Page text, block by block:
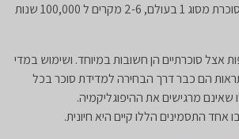
ממקרי התמותה בחולי סוכרת מסוג 1 בעולם, 2-6 מקרים ל 100,000 שנות
אצל סוכרתיים הן חשובות במיוחד. ושימוש במדי
הם כבר דרך הבחירה למדידת סוכר בכל
שאינם מרגישים את ההיפוגליקמיה.
התסמינים הללו קיים היא חיונית.